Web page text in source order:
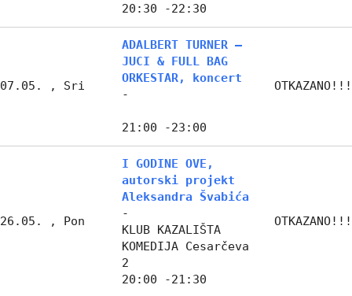
20:30 -22:30
07.05. , Sri
ADALBERT TURNER –
JUCI & FULL BAG
ORKESTAR, koncert
-
21:00 -23:00
OTKAZANO!!!
26.05. , Pon
I GODINE OVE,
autorski projekt
Aleksandra Švabića
-
KLUB KAZALIŠTA
KOMEDIJA Cesarčeva
2
20:00 -21:30
OTKAZANO!!!